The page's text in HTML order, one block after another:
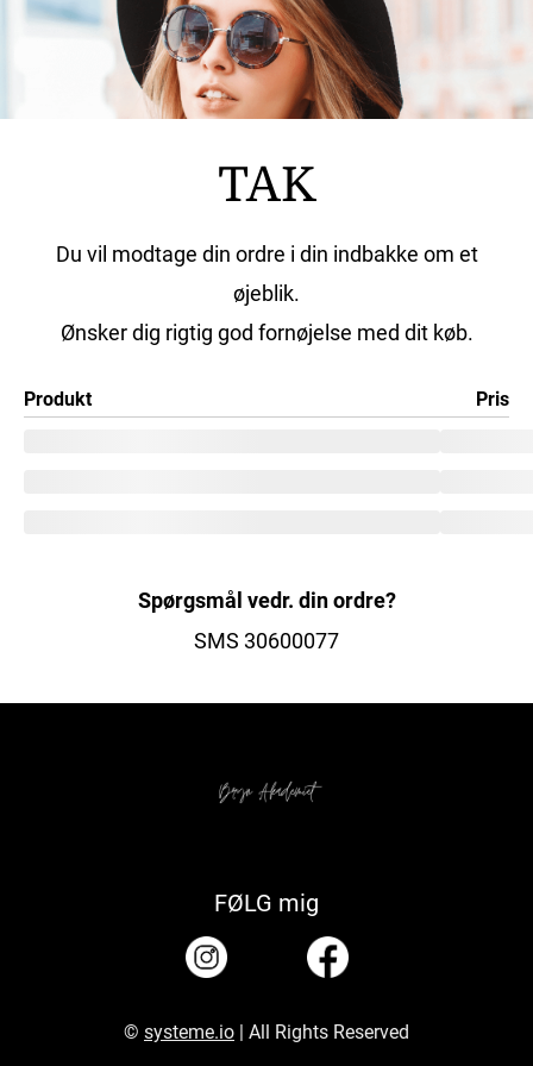
TAK
Du vil modtage din ordre i din indbakke om et
øjeblik.
Ønsker dig rigtig god fornøjelse med dit køb.
Produkt Pris
Spørgsmål vedr. din ordre?
SMS 30600077
FØLG mig
© systeme.io | All Rights Reserved